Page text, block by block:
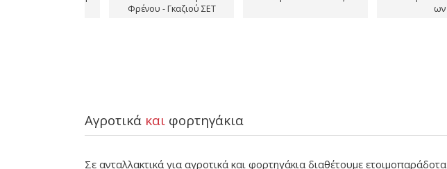
Φρένου - Γκαζιού ΣΕΤ
Αγροτικά και φορτηγάκια
Σε ανταλλακτικά για αγροτικά και φορτηγάκια διαθέτουμε ετοιμοπαράδοτα